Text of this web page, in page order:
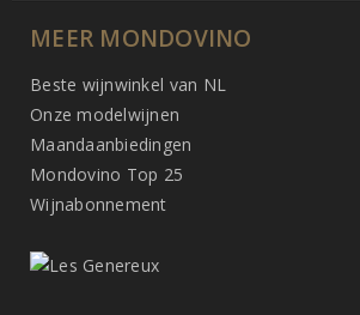
MEER MONDOVINO
Beste wijnwinkel van NL
Onze modelwijnen
Maandaanbiedingen
Mondovino Top 25
Wijnabonnement